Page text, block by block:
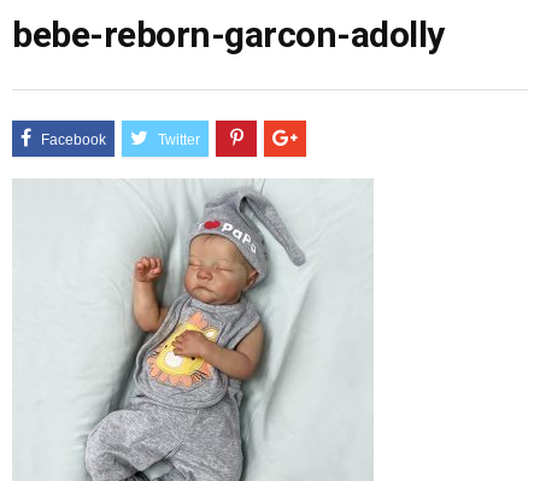
bebe-reborn-garcon-adolly